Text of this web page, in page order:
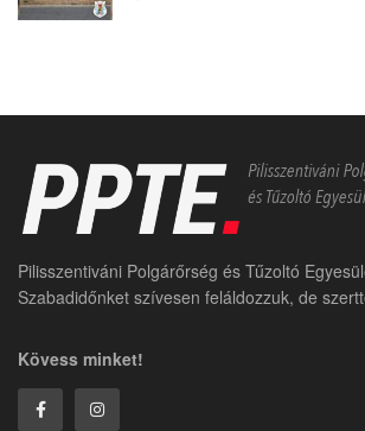
Pilisszentiváni Polgárőrség és Tűzoltó
Szabadidőnket szívesen feláldozzuk, de
Kövess minket!